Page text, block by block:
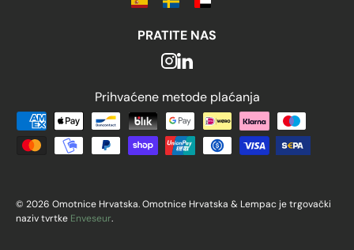
PRATITE NAS
Prihvaćene metode plaćanja
Prihvaćene metode plaćanja
© 2026 Omotnice Hrvatska. Omotnice Hrvatska & Lempac je trgovački
naziv tvrtke Enveseur.